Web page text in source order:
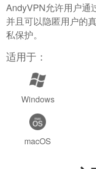
AndyVPN允许用户通
并且可以隐匿用户的
私保护。
适用于：
Windows
macOS